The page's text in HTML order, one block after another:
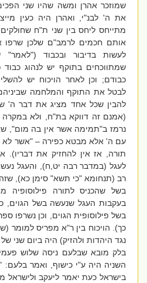
שמוזכר אהרן ומשה שהיו שני
את ה' לבנ"י, ואהרן היה כעין
מתייחס ליחס בין שני ת"ח שחולקים,
אותם חכמים לרמב"ם שלכן שרפו את
לעשות בדיבור ובכבוד ("לאמר"
שמתווכחים בתוקף יש לנהוג כבוד
כבודם; וכן לאחר הויכוח יש
לבטל את התוקף והמלחמה שביניהם
להבין שכל אחד מציג את דבר ה'
(אמנם זה דווקא בת"ח, ולא במקרה
נרמז ב" תמימה אשר אין בה מום", שאם
עם ה' אלא מבטא כפירה– "אשר לא
תורה, אז אין להחזיק את דבריו).
לעגל (במדבר רבה יט,ח), והעגל
רב (תנחומא "כי תשא" סימן כא), שזה
בשל שהכניס לתורה פילוסופיה
בעקבות העגל שנעשה בשל הגוים,
בשל פילוסופית הגוים, וכן נשרפו
כך). הויכוח בין ר"א מפריס למומר
נגד היהדות ולהזיק) היה ביום שני
בלק מובא שבלעם ניסה שלוש
השניה היה ע"י כישוף, ואמר בלעם:
בישראל כעת יאמר ליעקב ולישראל